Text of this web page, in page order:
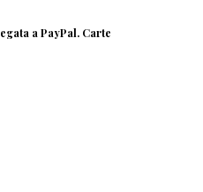
a PayPal. Carte